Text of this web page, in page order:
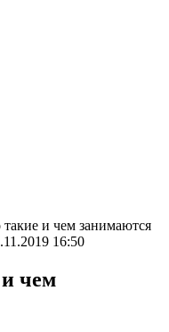
такие и чем занимаются
16:50
чем